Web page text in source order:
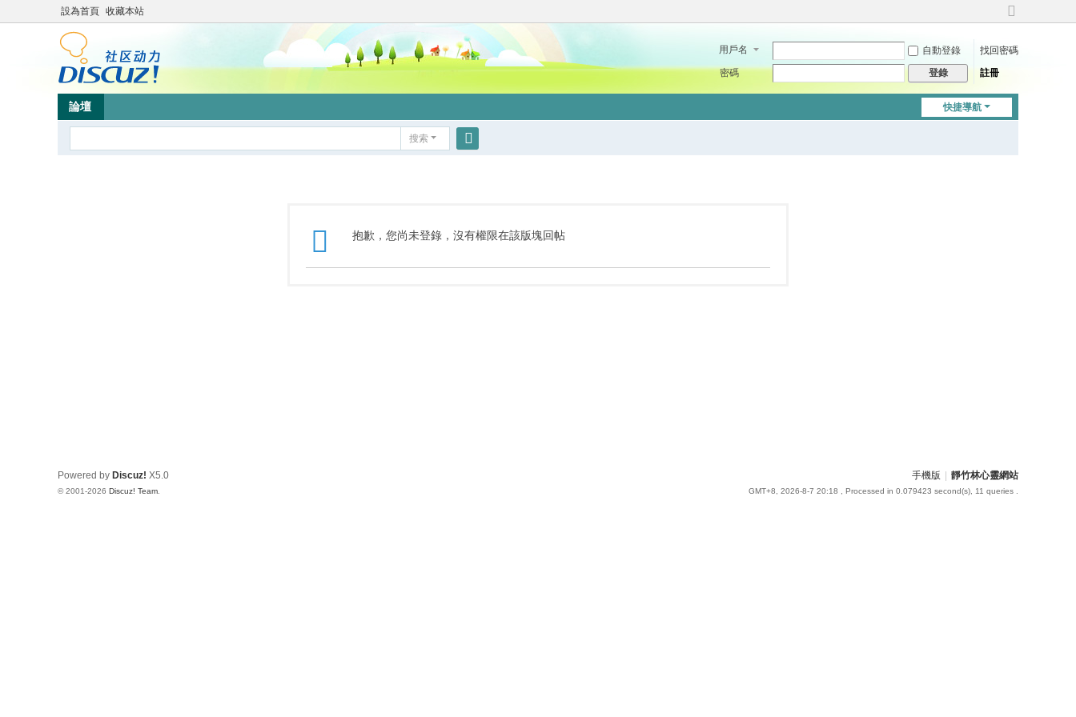
設為首頁 收藏本站
切
到
用戶名 自動登錄
找回密碼
密碼
登錄 註冊
快捷導航
論壇
搜索
抱歉，您尚未登錄，沒有權限在該版塊回帖
手機版 靜竹林心靈網站
GMT+8, 2026-8-7 20:18 , Processed in 0.079423 second(s), 11 queries .
Powered by Discuz! X5.0
© 2001-2026 Discuz! Team